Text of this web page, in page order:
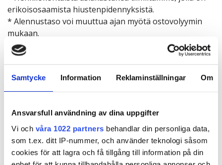
Samtycke Information Reklaminställningar Om
Ansvarsfull användning av dina uppgifter
Vi och våra 1022 partners behandlar din personliga data,
som t.ex. ditt IP-nummer, och använder teknologi såsom
cookies för att lagra och få tillgång till information på din
erikoisosaamista hiustenpidennyksistä.
* Alennustaso voi muuttua ajan myötä ostovolyymin
mukaan.
Yritysasiakkaan ehdot:
fyysisessä liikkeessäsi tai koulutustoiminnassasi.
* Verkkokauppaan tai muihin digitaalisiin
* Suosittelemme seuraamaan ohjeellisia
jälleenmyyntihintojamme, jotta brändi säilyy
yhtenäisenä. Suurten poikkeamien yhteydessä voimme
tarkistaa alennustasoa tai sopimusehtoja.